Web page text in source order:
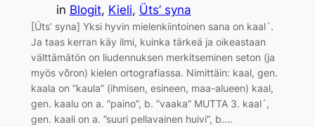
in Blogit, Kieli, Üts’ syna
[Üts’ syna] Yksi hyvin mielenkiintoinen sana on kaal´.
Ja taas kerran käy ilmi, kuinka tärkeä ja oikeastaan
välttämätön on liudennuksen merkitseminen seton (ja
myös võron) kielen ortografiassa. Nimittäin: kaal, gen.
kaala on ”kaula” (ihmisen, esineen, maa-alueen) kaal,
gen. kaalu on a. ”paino”, b. ”vaaka” MUTTA 3. kaal´,
gen. kaali on a. ”suuri pellavainen huivi”, b.…